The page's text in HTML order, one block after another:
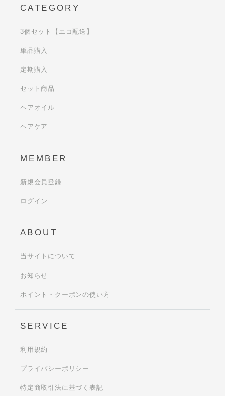
CATEGORY
3個セット【エコ配送】
単品購入
定期購入
セット商品
ヘアオイル
ヘアケア
MEMBER
新規会員登録
ログイン
ABOUT
当サイトについて
お知らせ
ポイント・クーポンの使い方
SERVICE
利用規約
プライバシーポリシー
特定商取引法に基づく表記